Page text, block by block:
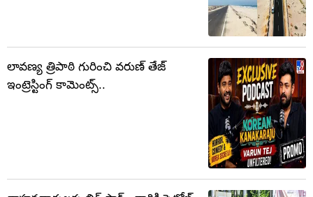
లావణ్య త్రిపాఠి గురించి వరుణ్ తేజ్
ఇంట్రెస్టింగ్ కామెంట్స్..